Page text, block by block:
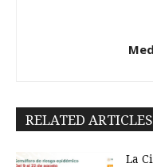
RELATED ARTICLES
La